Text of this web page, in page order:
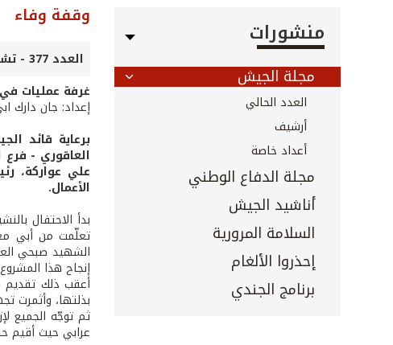
منشورات
مجلة الجيش
العدد الحالي
أرشيف
أعداد خاصة
مجلة الدفاع الوطني
أناشيد الجيش
السلامة المرورية
إحذروا الألغام
برنامج الجندي
وقفة وفاء
العدد 377 - تشرين الثاني 2016
غرفة عمليات
إعداد: جان دارك
برعاية قائد
العاقوري -
علي عواركة،
الأعمال.
بدأ الاحتفال
تعلّمت من أبي
الشهيد صبحي
إنجاح هذا
أعقب ذلك تقديم
بذلتها، وأثمرت
ثم توجّه الجميع
عرابي حيث أقيم